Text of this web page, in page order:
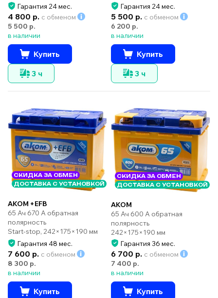
Гарантия 24 мес.
4 800 р. с обменом
5 500 р.
в наличии
Купить
3 ч
Гарантия 24 мес.
5 500 р. с обменом
6 200 р.
в наличии
Купить
3 ч
СКИДКА ЗА ОБМЕН
ДОСТАВКА С УСТАНОВКОЙ
AKOM +EFB
65 Ач 670 А обратная
полярность
Start-stop, 242×175×190 мм
Гарантия 48 мес.
7 600 р. с обменом
8 300 р.
в наличии
Купить
СКИДКА ЗА ОБМЕН
ДОСТАВКА С УСТАНОВКОЙ
AKOM
65 Ач 600 А обратная
полярность
242×175×190 мм
Гарантия 36 мес.
6 700 р. с обменом
7 400 р.
в наличии
Купить